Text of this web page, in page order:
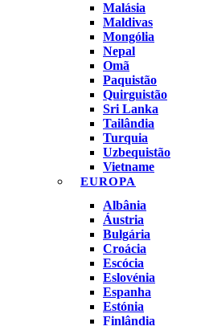
Malásia
Maldivas
Mongólia
Nepal
Omã
Paquistão
Quirguistão
Sri Lanka
Tailândia
Turquia
Uzbequistão
Vietname
EUROPA
Albânia
Áustria
Bulgária
Croácia
Escócia
Eslovénia
Espanha
Estónia
Finlândia